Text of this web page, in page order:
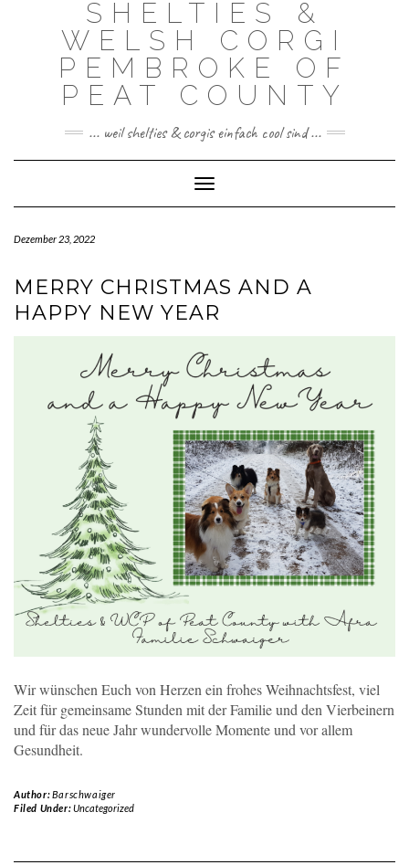
SHELTIES &
WELSH CORGI
PEMBROKE OF
PEAT COUNTY
... weil shelties & corgis einfach cool sind ...
Toggle Navigation
Dezember 23, 2022
MERRY CHRISTMAS AND A
HAPPY NEW YEAR
Wir wünschen Euch von Herzen ein frohes Weihnachtsfest, viel
Zeit für gemeinsame Stunden mit der Familie und den Vierbeinern
und für das neue Jahr wundervolle Momente und vor allem
Gesundheit.
Author:Barschwaiger
Filed Under:Uncategorized